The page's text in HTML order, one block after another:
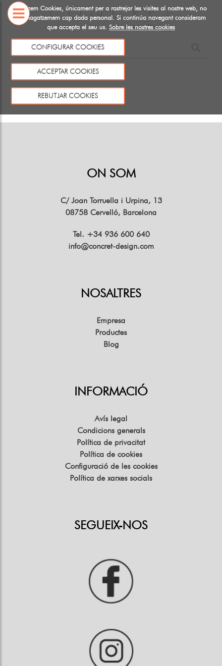
Utiltizem Cookies, únicament per a rastrejar les visites al nostre web, no
emmagatzemem cap dada personal. Si continúa navegant consideram
que accepta el seu us. Sobre les nostres cookies
CONFIGURAR COOKIES
ACCEPTAR COOKIES
REBUTJAR COOKIES
SOBRE
Aquest producte no existeix o no està a la venda
Tornar
ON SOM
C/ Joan Torruella i Urpina, 13
08758 Cervelló, Barcelona
Tel. +34 936 600 640
info@concret-design.com
NOSALTRES
Empresa
Productes
Blog
INFORMACIÓ
Avís legal
Condicions generals
Política de privacitat
Política de cookies
Configuració de les cookies
Política de xarxes socials
SEGUEIX-NOS